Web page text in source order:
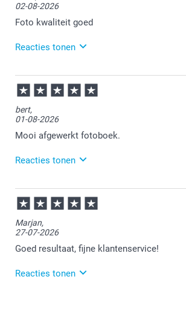
producten".
02-08-2026
Foto kwaliteit goed
Reacties tonen
03-08-2026
12:14
Veel plezier van de fotoboeken!
bert,
01-08-2026
Mooi afgewerkt fotoboek.
Reacties tonen
03-08-2026
12:15
Veel plezier van de fotoboeken!
Marjan,
27-07-2026
Goed resultaat, fijne klantenservice!
Reacties tonen